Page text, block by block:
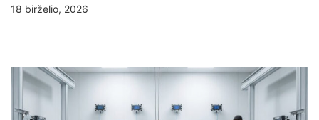
18 birželio, 2026